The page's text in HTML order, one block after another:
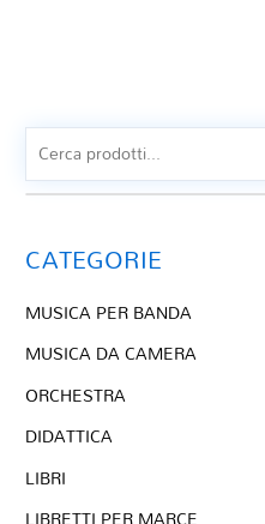
CATEGORIE
MUSICA PER BANDA
MUSICA DA CAMERA
ORCHESTRA
DIDATTICA
LIBRI